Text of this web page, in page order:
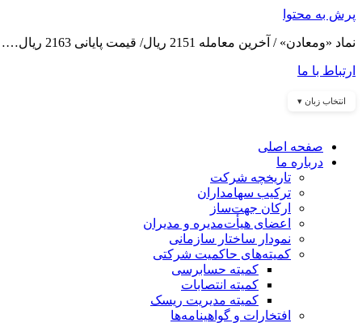
پرش به محتوا
نماد «ومعادن» / آخرین معامله 2151 ریال/ قیمت پایانی 2163 ریال……
ارتباط با ما
انتخاب زبان ▾
صفحه اصلی
درباره ما
تاریخچه شرکت
ترکیب سهامداران
ارکان جهت‌ساز
اعضای هیأت‌مدیره و مدیران
نمودار ساختار سازمانی
کمیته‌های حاکمیت شرکتی
کمیته حسابرسی
کمیته انتصابات
کمیته مدیریت ریسک
افتخارات و گواهینامه‌ها